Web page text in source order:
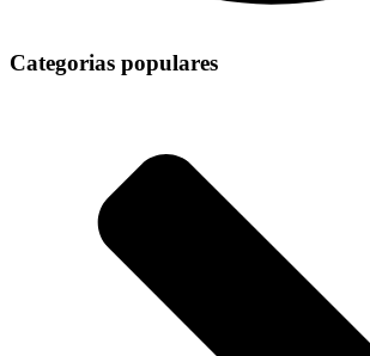
Categorias populares